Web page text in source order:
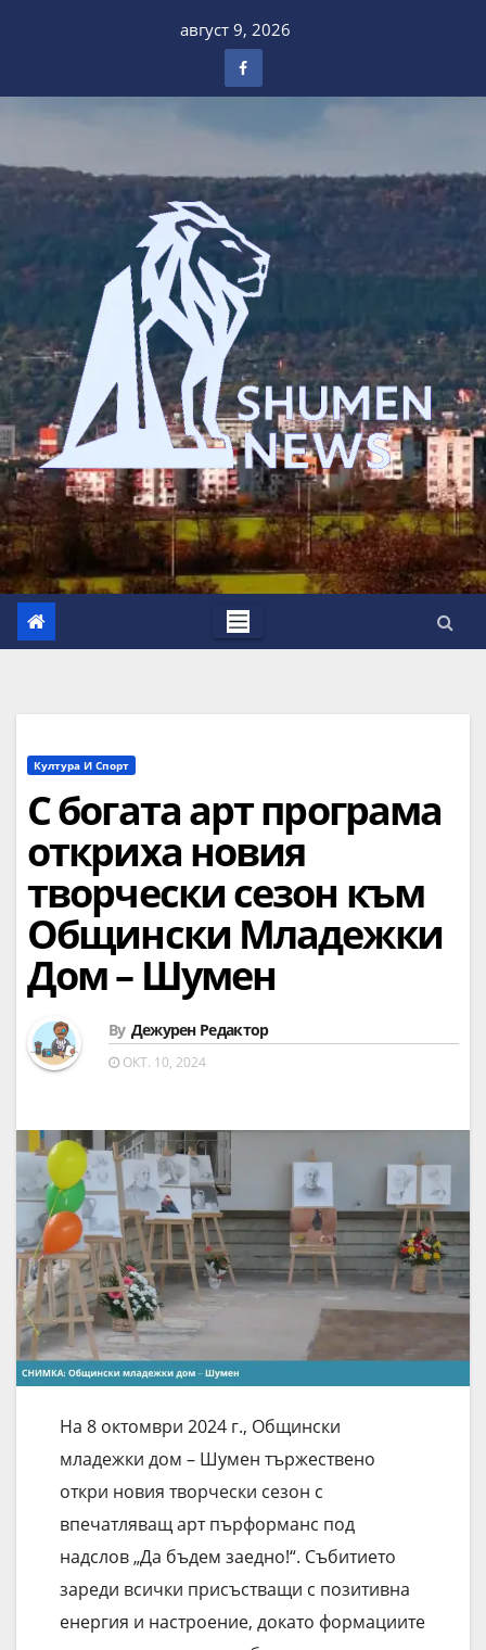
август 9, 2026
Култура И Спорт
С богата арт програма
откриха новия
творчески сезон към
Общински Младежки
Дом – Шумен
By Дежурен Редактор
ОКТ. 10, 2024
На 8 октомври 2024 г., Общински
младежки дом – Шумен тържествено
откри новия творчески сезон с
впечатляващ арт пърформанс под
надслов „Да бъдем заедно!“. Събитието
зареди всички присъстващи с позитивна
енергия и настроение, докато формациите